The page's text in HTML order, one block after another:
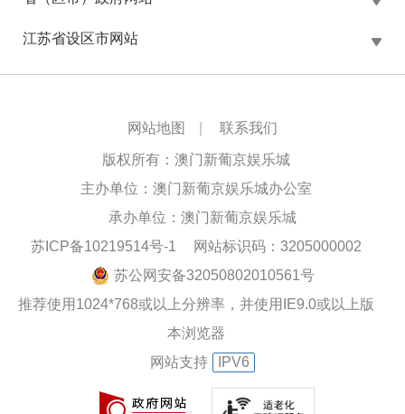
江苏省设区市网站
网站地图 联系我们
版权所有：澳门新葡京娱乐城
主办单位：澳门新葡京娱乐城办公室
承办单位：澳门新葡京娱乐城
苏ICP备10219514号-1
网站标识码：3205000002
苏公网安备32050802010561号
推荐使用1024*768或以上分辨率，并使用IE9.0或以上版
本浏览器
网站支持
IPV6